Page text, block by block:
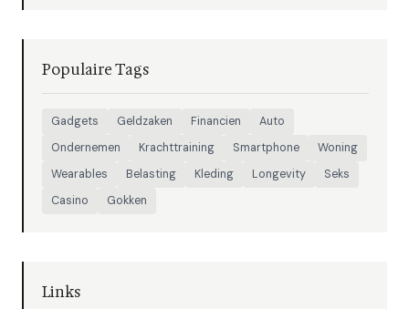
Populaire Tags
Gadgets Geldzaken Financien
Auto
Ondernemen
Krachttraining Smartphone
Woning
Wearables
Belasting Kleding Longevity
Seks
Casino
Gokken
Links